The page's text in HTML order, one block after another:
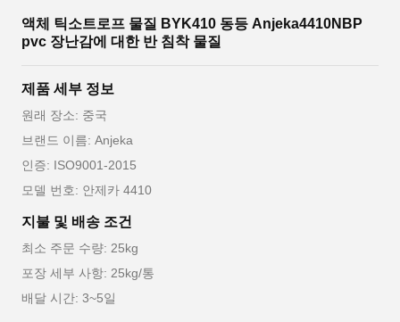
액체 틱소트로프 물질 BYK410 동등 Anjeka4410NBP
pvc 장난감에 대한 반 침착 물질
제품 세부 정보
원래 장소: 중국
브랜드 이름: Anjeka
인증: ISO9001-2015
모델 번호: 안제카 4410
지불 및 배송 조건
최소 주문 수량: 25kg
포장 세부 사항: 25kg/통
배달 시간: 3~5일